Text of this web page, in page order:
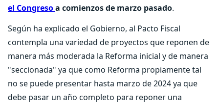
el Congresoa comienzos de marzo pasado.
Según ha explicado el Gobierno, al Pacto Fiscal
contempla una variedad de proyectos que reponen de
manera más moderada la Reforma inicial y de manera
"seccionada" ya que como Reforma propiamente tal
no se puede presentar hasta marzo de 2024 ya que
debe pasar un año completo para reponer una